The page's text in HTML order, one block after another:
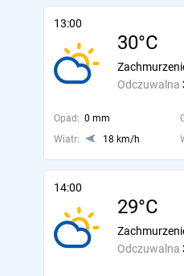
13:00
30°C
Odczuwalna
Opad: 0 mm
Wiatr:
18 km/h
14:00
29°C
Odczuwalna